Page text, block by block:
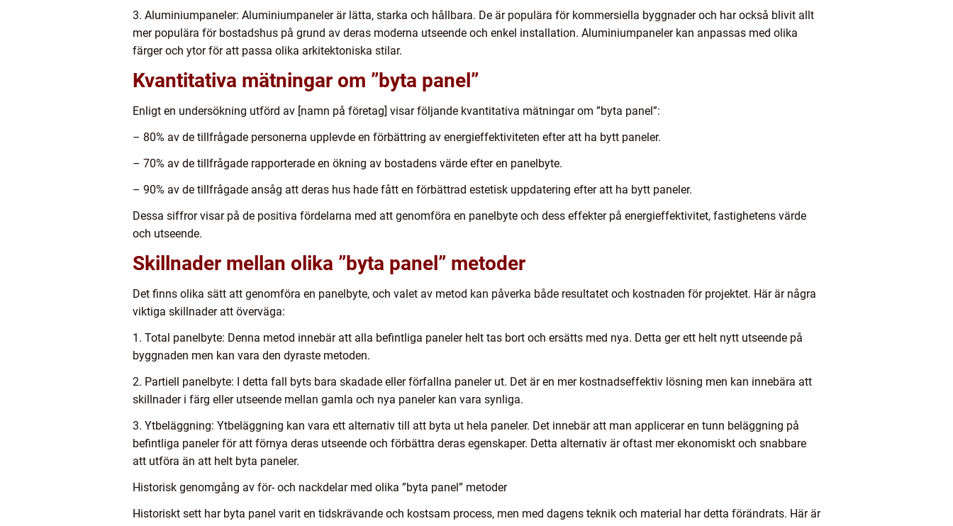
3. Aluminiumpaneler: Aluminiumpaneler är lätta, starka och hållbara. De är populära för kommersiella byggnader och har också blivit allt
mer populära för bostadshus på grund av deras moderna utseende och enkel installation. Aluminiumpaneler kan anpassas med olika
färger och ytor för att passa olika arkitektoniska stilar.
Kvantitativa mätningar om ”byta panel”
Enligt en undersökning utförd av [namn på företag] visar följande kvantitativa mätningar om ”byta panel”:
– 80% av de tillfrågade personerna upplevde en förbättring av energieffektiviteten efter att ha bytt paneler.
– 70% av de tillfrågade rapporterade en ökning av bostadens värde efter en panelbyte.
– 90% av de tillfrågade ansåg att deras hus hade fått en förbättrad estetisk uppdatering efter att ha bytt paneler.
Dessa siffror visar på de positiva fördelarna med att genomföra en panelbyte och dess effekter på energieffektivitet, fastighetens värde
och utseende.
Skillnader mellan olika ”byta panel” metoder
Det finns olika sätt att genomföra en panelbyte, och valet av metod kan påverka både resultatet och kostnaden för projektet. Här är några
viktiga skillnader att överväga:
1. Total panelbyte: Denna metod innebär att alla befintliga paneler helt tas bort och ersätts med nya. Detta ger ett helt nytt utseende på
byggnaden men kan vara den dyraste metoden.
2. Partiell panelbyte: I detta fall byts bara skadade eller förfallna paneler ut. Det är en mer kostnadseffektiv lösning men kan innebära att
skillnader i färg eller utseende mellan gamla och nya paneler kan vara synliga.
3. Ytbeläggning: Ytbeläggning kan vara ett alternativ till att byta ut hela paneler. Det innebär att man applicerar en tunn beläggning på
befintliga paneler för att förnya deras utseende och förbättra deras egenskaper. Detta alternativ är oftast mer ekonomiskt och snabbare
att utföra än att helt byta paneler.
Historisk genomgång av för- och nackdelar med olika ”byta panel” metoder
Historiskt sett har byta panel varit en tidskrävande och kostsam process, men med dagens teknik och material har detta förändrats. Här är